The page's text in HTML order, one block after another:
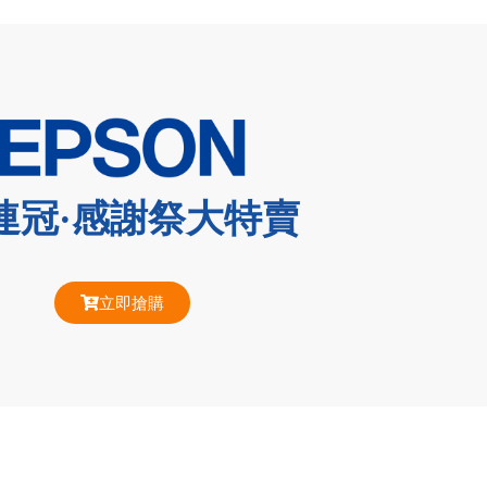
冠·感謝祭大特賣
立即搶購